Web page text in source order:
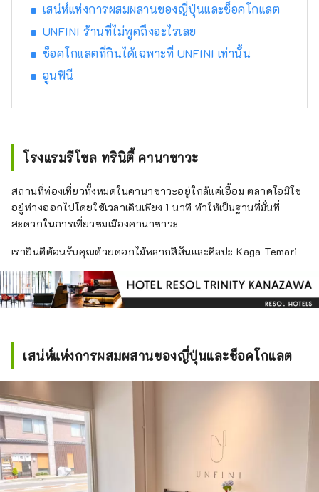
Ikko ในช่วงยุคเซ็นโกคุ ภายใต้การปกครองของ
ตระกูลโอโอมินาเอดะ วัฒนธรรมแบบดั้งเดิม เช่น
หัตถกรรมและศิลปะการแสดงก็ได้ได้รับการ
พัฒนา โรงแรมรีโซล ทรินิตี้ คานาซาวะ มุ่งมั่นที่
วัฒนธรรมและการพัฒนาเมือง โรงแรม Resol
สัมผัสช่วงเวลาอันหรูหราที่เต็มไปด้วยความ
Resol Trinity Kanazawa “โรงแรมรีโซล นาโก
ย่า” ～โรงแรมที่สามารถใส่สูทและรองเท้าผ้าใบ
ได้～ โรงแรมสไตล์อเมริกันในเมืองแห่งนี้มีธีม "ชุด
เป็นวัฒนธรรมทางดนตรีที่เป็นเอกลักษณ์ของ
ประเทศของเขา กระจายอยู่ทั่วทั้งอาคาร มัน
สร้างสมดุลที่สมบูรณ์แบบระหว่างความตึงเครียด
และความผ่อนคลาย พื้นที่ได้รับการออกแบบด้วย
“แหล่งสังสรรค์สำหรับผู้ใหญ่” ที่เชิญชวนนักเดิน
ทางที่แสวงหาความแท้จริงให้มาสัมผัส
ประสบการณ์การผ่อนคลายอย่างล้ำลึก โรงแรม
สามารถสัมผัสได้ถึงกลิ่นอายของวัฒนธรรมเก่า
แก่และความชาญฉลาด โรงแรมพักผ่อนสบายๆ
สำหรับผู้ใหญ่ “โรงแรมรีโซล กิฟุ” - สัมผัส
วัฒนธรรมและประวัติศาสตร์ที่หล่อเลี้ยงด้วย
ลำธารอันใสสะอาดด้วยประสาทสัมผัสทั้งห้าของ
เสน่ห์แห่งการผสมผสานของญี่ปุ่นและช็อคโกแลต
UNFINI ร้านที่ไม่พูดถึงอะไรเลย
ช็อคโกแลตที่กินได้เฉพาะที่ UNFINI เท่านั้น
อูนฟินี
โรงแรมรีโซล ทรินิตี้ คานาซาวะ
สถานที่ท่องเที่ยวทั้งหมดในคานาซาวะอยู่ใกล้แค่เอื้อม ตลาดโอมิโช
อยู่ห่างออกไปโดยใช้เวลาเดินเพียง 1 นาที ทำให้เป็นฐานที่มั่นที่
สะดวกในการเที่ยวชมเมืองคานาซาวะ
เรายินดีต้อนรับคุณด้วยดอกไม้หลากสีสันและศิลปะ Kaga Temari
เสน่ห์แห่งการผสมผสานของญี่ปุ่นและช็อคโกแลต